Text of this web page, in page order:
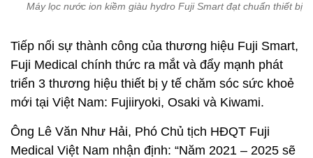
Máy lọc nước ion kiềm giàu hydro Fuji Smart đạt chuẩn thiết bị y
Tiếp nối sự thành công của thương hiệu Fuji Smart,
Fuji Medical chính thức ra mắt và đẩy mạnh phát
triển 3 thương hiệu thiết bị y tế chăm sóc sức khoẻ
mới tại Việt Nam: Fujiiryoki, Osaki và Kiwami.
Ông Lê Văn Như Hải, Phó Chủ tịch HĐQT Fuji
Medical Việt Nam nhận định: “Năm 2021 – 2025 sẽ